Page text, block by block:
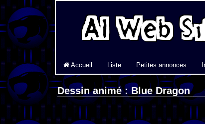
Accueil Liste Petites annonces
Dessin animé : Blue Dragon